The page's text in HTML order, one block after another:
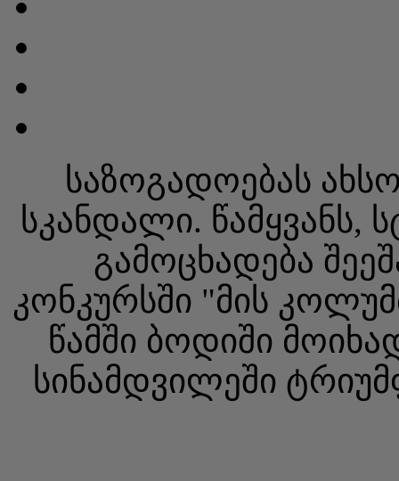
საზოგადოებას
სკანდალი. წამყვანს,
გამოცხადება
კონკურსში "მის
წამში ბოდიში
სინამდვილეში